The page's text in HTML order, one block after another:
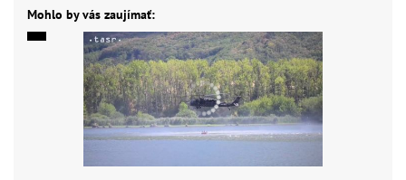
Mohlo by vás zaujímať: